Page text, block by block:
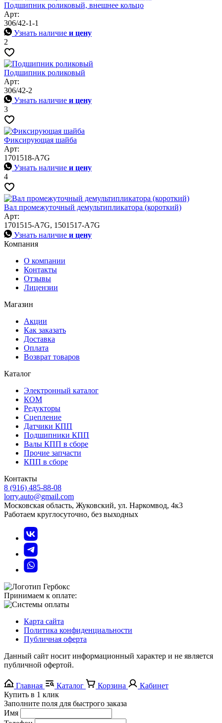
Подшипник роликовый, внешнее кольцо
Арт:
306/42-1-1
Узнать наличие и цену
2
Подшипник роликовый
Арт:
306/42-2
Узнать наличие и цену
3
Фиксирующая шайба
Арт:
1701518-A7G
Узнать наличие и цену
4
Вал промежуточный демультипликатора (короткий)
Арт:
1701515-A7G, 1501517-A7G
Узнать наличие и цену
Компания
О компании
Контакты
Отзывы
Лицензии
Магазин
Акции
Как заказать
Доставка
Оплата
Возврат товаров
Каталог
Электронный каталог
КОМ
Редукторы
Сцепление
Датчики КПП
Подшипники КПП
Валы КПП в сборе
Прочие запчасти
КПП в сборе
Контакты
8 (916) 485-88-08
lorry.auto@gmail.com
Московская область, Жуковский, ул. Наркомвод, 4к3
Работаем круглосуточно, без выходных
Принимаем к оплате:
Карта сайта
Политика конфиденциальности
Публичная оферта
Данный сайт носит информационный характер и не является
публичной офертой.
Главная Каталог Корзина
Кабинет
Купить в 1 клик
Заполните поля для быстрого заказа
Имя